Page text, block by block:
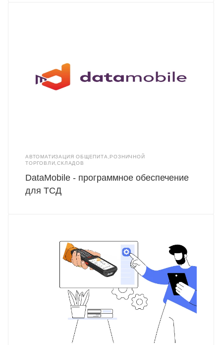
АВТОМАТИЗАЦИЯ ОБЩЕПИТА,РОЗНИЧНОЙ
ТОРГОВЛИ,СКЛАДОВ
DataMobile - программное обеспечение
для ТСД